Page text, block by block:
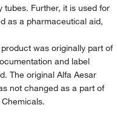
tubes. Further, it is used for
as a pharmaceutical aid,
was originally part of
and label
The original Alfa Aesar
not changed as a part of